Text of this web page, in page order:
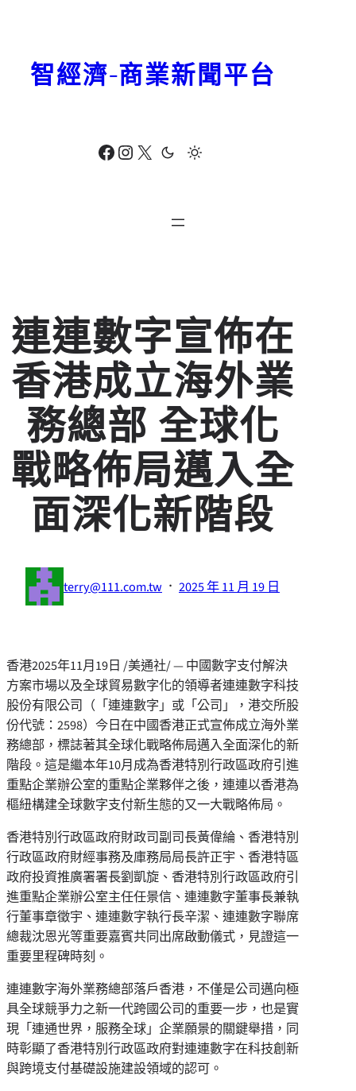
Facebook Instagram X
智經濟-商業新聞平台
連連數字宣佈在
香港成立海外業
務總部 全球化
戰略佈局邁入全
面深化新階段
terry@111.com.tw · 2025 年 11 月 19 日
香港2025年11月19日 /美通社/ — 中國數字支付解決
方案市場以及全球貿易數字化的領導者連連數字科技
股份有限公司（「連連數字」或「公司」，港交所股
份代號：2598）今日在中國香港正式宣佈成立海外業
務總部，標誌著其全球化戰略佈局邁入全面深化的新
階段。這是繼本年10月成為香港特別行政區政府引進
重點企業辦公室的重點企業夥伴之後，連連以香港為
樞紐構建全球數字支付新生態的又一大戰略佈局。
香港特別行政區政府財政司副司長黃偉綸、香港特別
行政區政府財經事務及庫務局局長許正宇、香港特區
政府投資推廣署署長劉凱旋、香港特別行政區政府引
進重點企業辦公室主任任景信、連連數字董事長兼執
行董事章徵宇、連連數字執行長辛潔、連連數字聯席
總裁沈恩光等重要嘉賓共同出席啟動儀式，見證這一
重要里程碑時刻。
連連數字海外業務總部落戶香港，不僅是公司邁向極
具全球競爭力之新一代跨國公司的重要一步，也是實
現「連通世界，服務全球」企業願景的關鍵舉措，同
時彰顯了香港特別行政區政府對連連數字在科技創新
與跨境支付基礎設施建設領域的認可。